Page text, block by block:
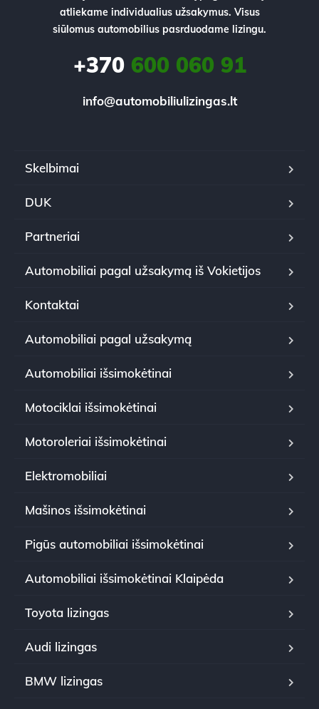
atliekame individualius užsakymus. Visus
siūlomus automobilius pasrduodame lizingu.
+370600 060 91
info@automobiliulizingas.lt
Skelbimai
DUK
Partneriai
Automobiliai pagal užsakymą iš Vokietijos
Kontaktai
Automobiliai pagal užsakymą
Automobiliai išsimokėtinai
Motociklai išsimokėtinai
Motoroleriai išsimokėtinai
Elektromobiliai
Mašinos išsimokėtinai
Pigūs automobiliai išsimokėtinai
Automobiliai išsimokėtinai Klaipėda
Toyota lizingas
Audi lizingas
BMW lizingas